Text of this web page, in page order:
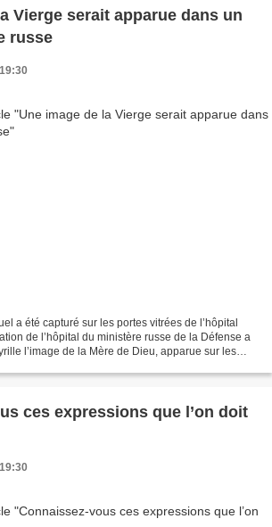
Vierge serait apparue dans un
russe
a été capturé sur les portes vitrées de l’hôpital
de l’hôpital du ministère russe de la Défense a
l’image de la Mère de Dieu, apparue sur les
ces expressions que l’on doit